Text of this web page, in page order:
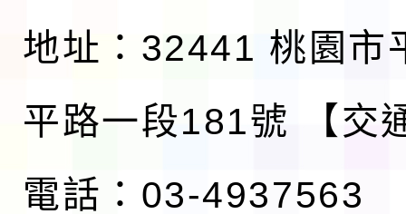
地址：32441 桃園市
平路一段181號
【交
電話：03-4937563